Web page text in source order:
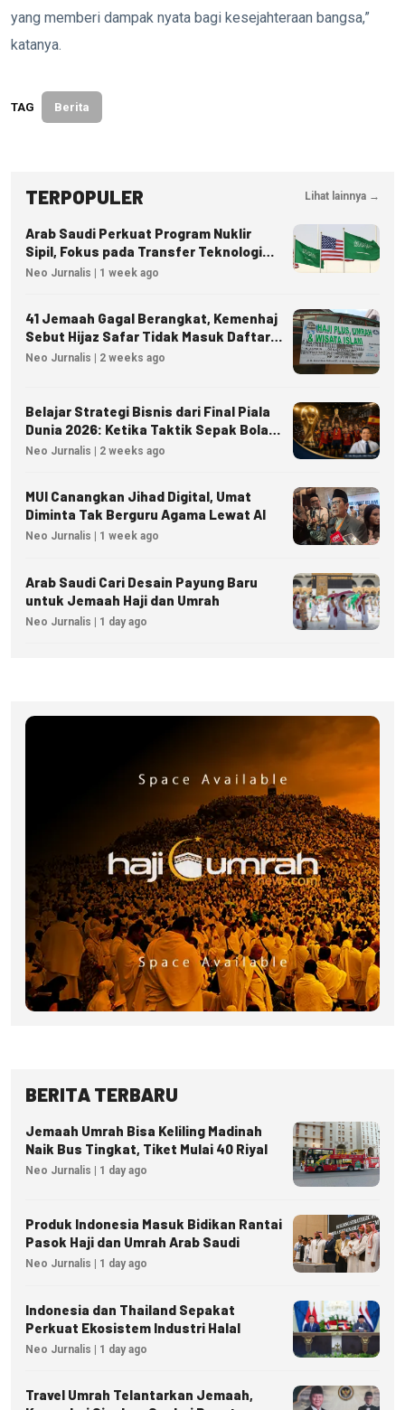
yang memberi dampak nyata bagi kesejahteraan bangsa,”
katanya.
TAG Berita
TERPOPULER Lihat lainnya →
Arab Saudi Perkuat Program Nuklir
Sipil, Fokus pada Transfer Teknologi
dan Kedaulatan Energi
Neo Jurnalis | 1 week ago
41 Jemaah Gagal Berangkat, Kemenhaj
Sebut Hijaz Safar Tidak Masuk Daftar
Resmi PPIU
Neo Jurnalis | 2 weeks ago
Belajar Strategi Bisnis dari Final Piala
Dunia 2026: Ketika Taktik Sepak Bola
Menjadi Inspirasi Kesuksesan Bisnis
Neo Jurnalis | 2 weeks ago
MUI Canangkan Jihad Digital, Umat
Diminta Tak Berguru Agama Lewat AI
Neo Jurnalis | 1 week ago
Arab Saudi Cari Desain Payung Baru
untuk Jemaah Haji dan Umrah
Neo Jurnalis | 1 day ago
BERITA TERBARU
Jemaah Umrah Bisa Keliling Madinah
Naik Bus Tingkat, Tiket Mulai 40 Riyal
Neo Jurnalis | 1 day ago
Produk Indonesia Masuk Bidikan Rantai
Pasok Haji dan Umrah Arab Saudi
Neo Jurnalis | 1 day ago
Indonesia dan Thailand Sepakat
Perkuat Ekosistem Industri Halal
Neo Jurnalis | 1 day ago
Travel Umrah Telantarkan Jemaah,